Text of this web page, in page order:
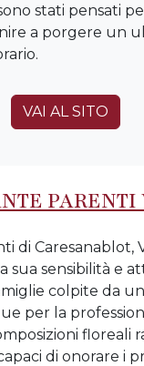
stati pensati
a porgere un
VAI AL SITO
di Caresanablot,
sua sensibilità e
colpite da
per la
floreali
di onorare i